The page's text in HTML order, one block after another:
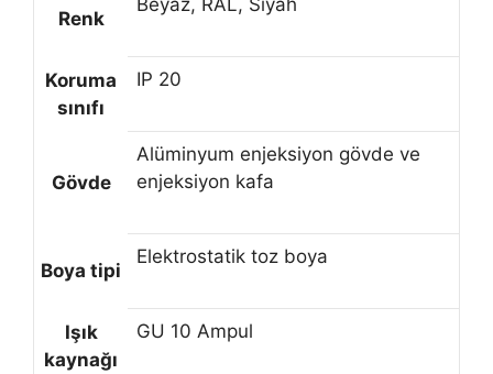
Renk
Beyaz, RAL, Siyah
Koruma
sınıfı
IP 20
Gövde
Alüminyum enjeksiyon gövde ve
enjeksiyon kafa
Boya tipi
Elektrostatik toz boya
Işık
kaynağı
GU 10 Ampul